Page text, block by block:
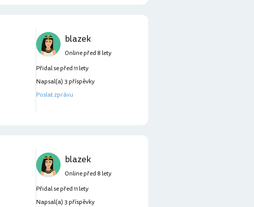
blazek
Online před 8 lety
Přidal se před 11 lety
Napsal(a) 3 příspěvky
Poslat zprávu
blazek
Online před 8 lety
Přidal se před 11 lety
Napsal(a) 3 příspěvky